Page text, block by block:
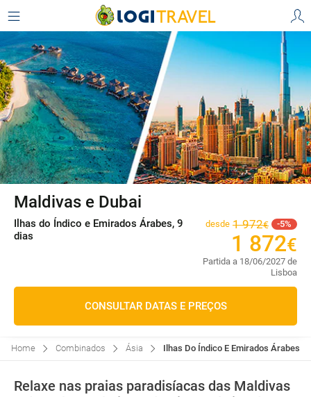
Maldivas e Dubai
Ilhas do Índico e Emirados Árabes, 9
dias
desde 1 972€ 5
1 872€
Partida a 18/06/2027 de
Lisboa
CONSULTAR DATAS E PREÇOS
Home Combinados Ásia Ilhas Do Índico E Emirados Árabes:
Relaxe nas praias paradisíacas das Maldivas